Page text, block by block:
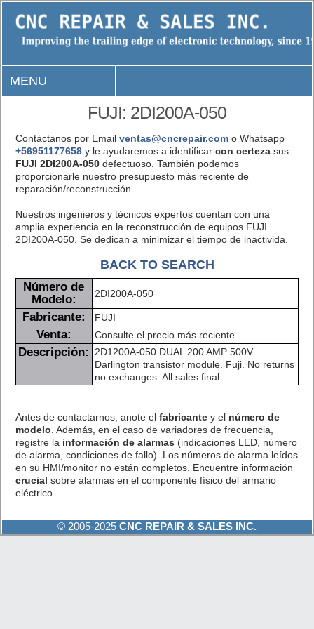
MENU
FUJI: 2DI200A-050
Contáctanos por Email ventas@cncrepair.como Whatsapp
+56951177658y le ayudaremos a identificar con certezasus
FUJI 2DI200A-050defectuoso. También podemos
proporcionarle nuestro presupuesto más reciente de
reparación/reconstrucción.
Nuestros ingenieros y técnicos expertos cuentan con una
amplia experiencia en la reconstrucción de equipos FUJI
2DI200A-050. Se dedican a minimizar el tiempo de inactivida.
BACK TO SEARCH
Número de
Modelo:
2DI200A-050
Fabricante: FUJI
Venta: Consulte el precio más reciente..
Descripción:
2D1200A-050 DUAL 200 AMP 500V
Darlington transistor module. Fuji. No returns
no exchanges. All sales final.
Antes de contactarnos, anote el fabricantey el número de
modelo . Además, en el caso de variadores de frecuencia,
registre la información de alarmas (indicaciones LED, número
de alarma, condiciones de fallo). Los números de alarma leídos
en su HMI/monitor no están completos. Encuentre información
crucial sobre alarmas en el componente físico del armario
eléctrico.
© 2005-2025 CNC REPAIR & SALES INC.